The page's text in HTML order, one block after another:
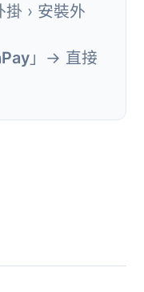
› 安裝外
」→ 直接